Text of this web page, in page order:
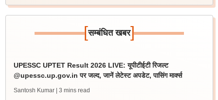
[सम्बंधित खबर]
UPESSC UPTET Result 2026 LIVE: यूपीटीईटी रिजल्ट
@upessc.up.gov.in पर जल्द, जानें लेटेस्ट अपडेट, पासिंग मार्क्स
Santosh Kumar | 3 mins read